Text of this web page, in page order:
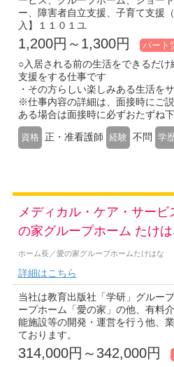
ー、障害者自立支援、子育て支援
入】１１０１ユ
1,200円～1,300円 パート
○入居される前の生活をできるだけ
支援をする仕事です
・その方らしい楽しみある生活を
※仕事内容の詳細は、面接時にご
ある場合は面接時に必ずおたずね下
資格 正・准看護師 経験 不問 学
メディカル・ケア・サー
の家グループホーム たけは
ホーム長／愛の家グループホームたけはな
詳細はこちら
当社は教育出版社「学研」グルー
ープホーム「愛の家」の他、有料
能施設等の開発・運営を行う他、
ております。
314,000円～342,000円